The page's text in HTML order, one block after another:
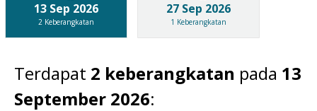
13 Sep 2026
2 Keberangkatan
27 Sep 2026
1 Keberangkatan
Terdapat 2 keberangkatan pada 13
September 2026: